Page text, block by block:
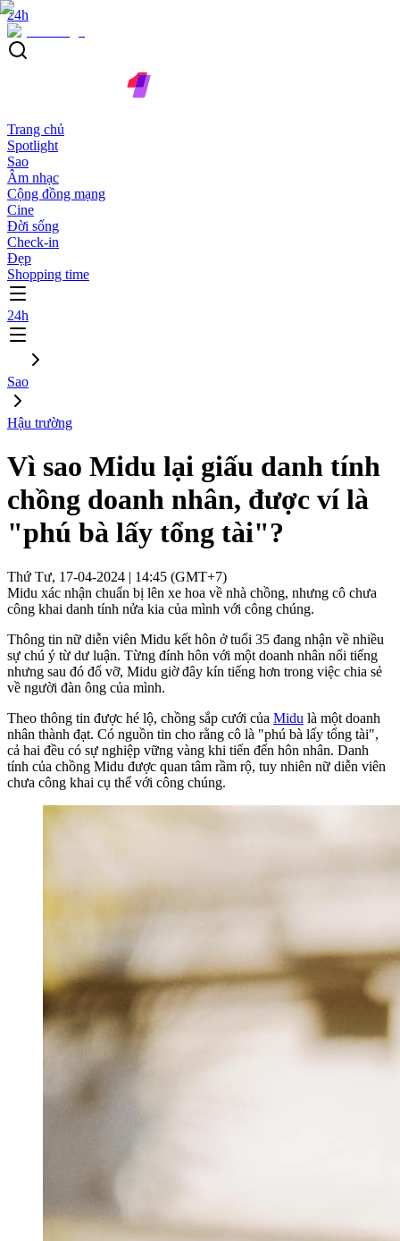
24h
Trang chủ
Spotlight
Sao
Âm nhạc
Cộng đồng mạng
Cine
Đời sống
Check-in
Đẹp
Shopping time
24h
Sao
Hậu trường
Vì sao Midu lại giấu danh tính
chồng doanh nhân, được ví là
"phú bà lấy tổng tài"?
Thứ Tư, 17-04-2024 | 14:45 (GMT+7)
Midu xác nhận chuẩn bị lên xe hoa về nhà chồng, nhưng cô chưa
công khai danh tính nửa kia của mình với công chúng.
Thông tin nữ diễn viên Midu kết hôn ở tuổi 35 đang nhận về nhiều
sự chú ý từ dư luận. Từng đính hôn với một doanh nhân nổi tiếng
nhưng sau đó đổ vỡ, Midu giờ đây kín tiếng hơn trong việc chia sẻ
về người đàn ông của mình.
Theo thông tin được hé lộ, chồng sắp cưới của Midu là một doanh
nhân thành đạt. Có nguồn tin cho rằng cô là "phú bà lấy tổng tài",
cả hai đều có sự nghiệp vững vàng khi tiến đến hôn nhân. Danh
tính của chồng Midu được quan tâm rầm rộ, tuy nhiên nữ diễn viên
chưa công khai cụ thể với công chúng.